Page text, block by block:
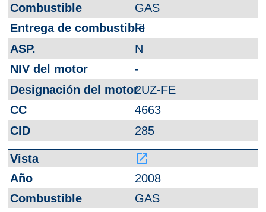
GAS
FI
N
-
2UZ-FE
4663
285
launch
2008
GAS